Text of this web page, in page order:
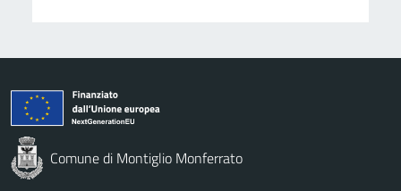
Comune di Montiglio Monferrato